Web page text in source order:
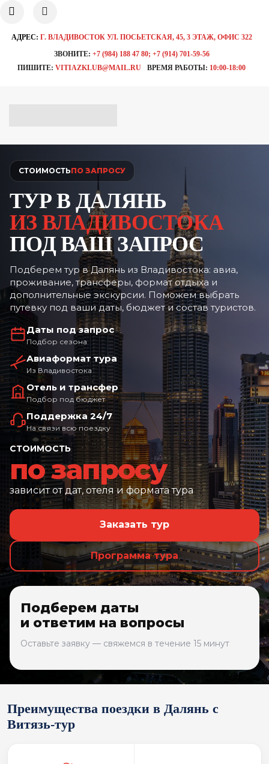
АДРЕС: Г. ВЛАДИВОСТОК УЛ. ПОСЬЕТСКАЯ, 45, 3 ЭТАЖ, ОФИС 322
ЗВОНИТЕ: +7 (984) 188 47 80; +7 (914) 701-59-56
ПИШИТЕ: VITIAZKLUB@MAIL.RU ВРЕМЯ РАБОТЫ: 10:00-18:00
СТОИМОСТЬПО ЗАПРОСУ
ТУР В ДАЛЯНЬ
ИЗ ВЛАДИВОСТОКА
ПОД ВАШ ЗАПРОС
Подберем тур в Далянь из Владивостока: авиа,
проживание, трансферы, формат отдыха и
дополнительные экскурсии. Поможем выбрать
путевку под ваши даты, бюджет и состав туристов.
Даты под запрос
Подбор сезона
Авиаформат тура
Из Владивостока
Отель и трансфер
Подбор под бюджет
Поддержка 24/7
На связи всю поездку
СТОИМОСТЬ
по запросу
зависит от дат, отеля и формата тура
Заказать тур
Программа тура
Подберем даты
и ответим на вопросы
Оставьте заявку — свяжемся в течение 15 минут
Преимущества поездки в Далянь с
Витязь-тур